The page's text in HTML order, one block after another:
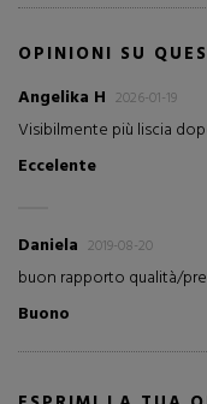
OPINIONI SU
Angelika H 2026-01-19
Visibilmente più liscia
Eccelente
Daniela 2019-08-20
buon rapporto qualità/
Buono